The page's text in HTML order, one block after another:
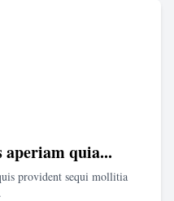
aperiam quia...
provident sequi mollitia